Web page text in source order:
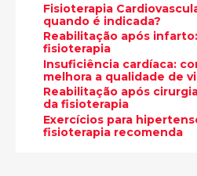
Fisioterapia
quando é indicada?
Reabilitação após
fisioterapia
Insuficiência cardíaca:
melhora a qualidade de
Reabilitação após
da fisioterapia
Exercícios para
fisioterapia recomenda